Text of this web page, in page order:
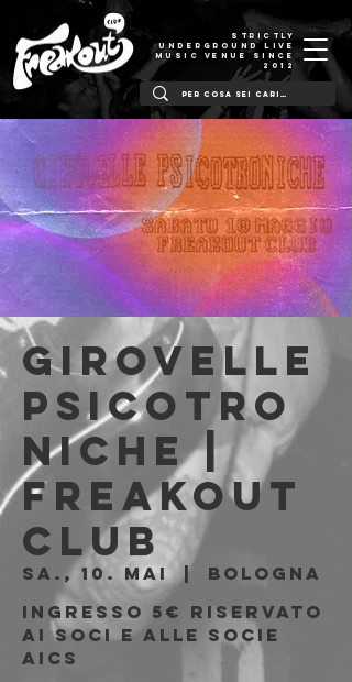
STRICTLY
UNDERGROUND LIVE
MUSIC VENUE SINCE
2012
Girovelle
Psicotro
niche |
Freakout
Club
Sa., 10. Mai
  |
Bologna
Ingresso 5€ riservato
ai soci e alle socie
AICS